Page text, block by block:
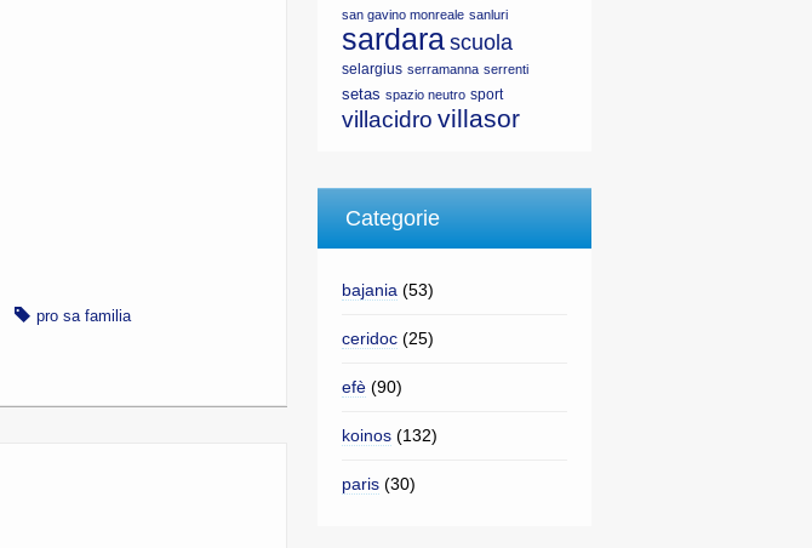
pro sa familia
san gavino monreale sanluri
sardara scuola
selargius serramanna serrenti
setas spazio neutro sport
villacidro villasor
Categorie
bajania (53)
ceridoc(25)
efè(90)
koinos(132)
paris(30)